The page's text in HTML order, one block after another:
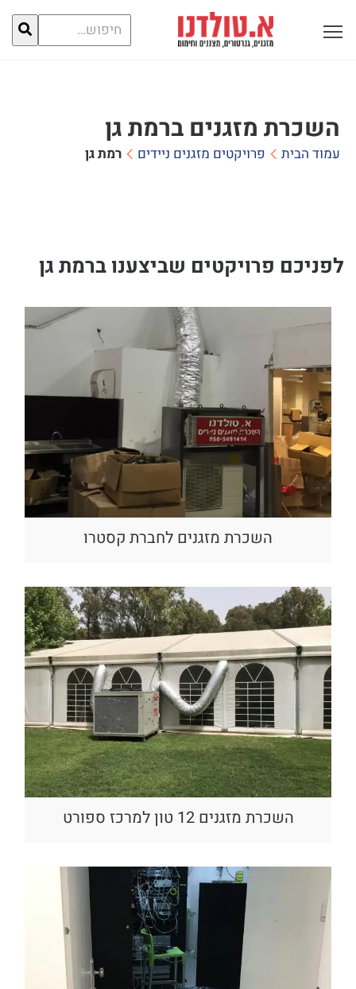
חיפוש
עבור:
פתח תפריט ראשי לתצוגה
השכרת מזגנים ברמת גן
עמוד הבית פרויקטים מזגנים ניידים רמת גן
לפניכם פרויקטים שביצענו ברמת גן
השכרת מזגנים לחברת קסטרו
השכרת מזגנים 12 טון למרכז ספורט